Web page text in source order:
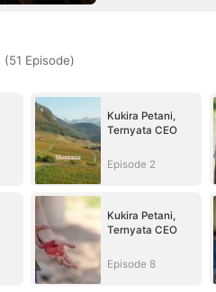
(51 Episode)
Kukira Petani,
Ternyata CEO
Episode 2
Kukira Petani,
Ternyata CEO
Episode 8